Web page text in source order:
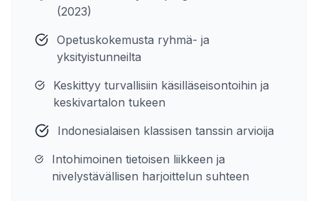
(2023)
Opetuskokemusta ryhmä- ja
yksityistunneilta
Keskittyy turvallisiin käsilläseisontoihin ja
keskivartalon tukeen
Indonesialaisen klassisen tanssin arvioija
Intohimoinen tietoisen liikkeen ja
nivelystävällisen harjoittelun suhteen